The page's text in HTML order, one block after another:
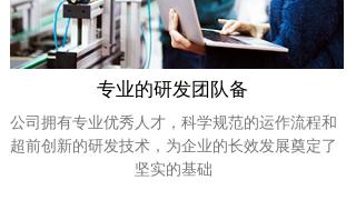
公司拥有专业优秀人才，科学规范的运作流程和
超前创新的研发技术，为企业的长效发展奠定了
坚实的基础
专业的研发团队备